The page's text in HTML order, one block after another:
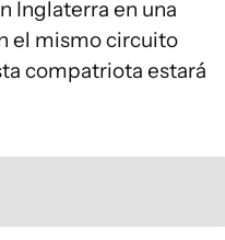
Inglaterra en una
el mismo circuito
compatriota estará